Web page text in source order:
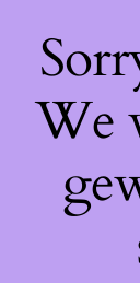
We